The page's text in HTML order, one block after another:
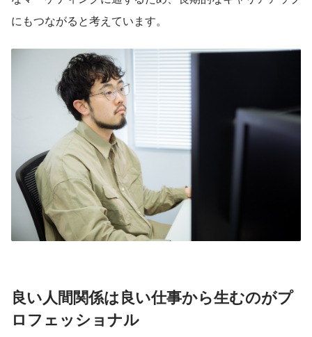
にもつながると考えています。
良い人間関係は良い仕事から生むのがプ
ロフェッショナル